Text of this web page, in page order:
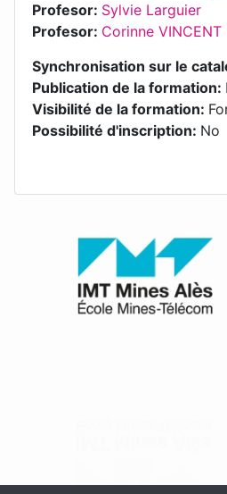
Profesor: Sylvie Larguier
Profesor: Corinne VINCENT
Synchronisation sur le
Publication de la formation:
Visibilité de la formation:
Possibilité d'inscription: No